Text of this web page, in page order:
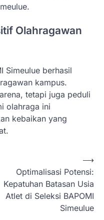
Olahragawan
Simeulue berhasil
kampus.
tetapi juga peduli
olahraga ini
kebaikan yang
Optimalisasi Potensi:
Kepatuhan Batasan Usia
Atlet di Seleksi BAPOMI
Simeulue
⟶